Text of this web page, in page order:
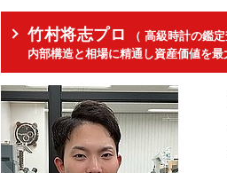
竹村将志プロ
（ 高級時計の鑑
内部構造と相場に精通し資産価値を